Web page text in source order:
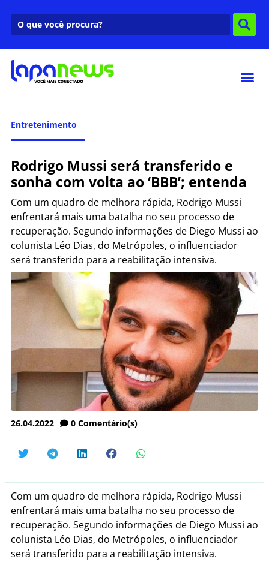
Entretenimento
Rodrigo Mussi será transferido e
sonha com volta ao ‘BBB’; entenda
Com um quadro de melhora rápida, Rodrigo Mussi
enfrentará mais uma batalha no seu processo de
recuperação. Segundo informações de Diego Mussi ao
colunista Léo Dias, do Metrópoles, o influenciador
será transferido para a reabilitação intensiva.
26.04.2022 0 Comentário(s)
Com um quadro de melhora rápida, Rodrigo Mussi
enfrentará mais uma batalha no seu processo de
recuperação. Segundo informações de Diego Mussi ao
colunista Léo Dias, do Metrópoles, o influenciador
será transferido para a reabilitação intensiva.